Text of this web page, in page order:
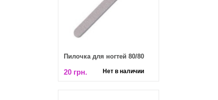
Пилочка для ногтей 80/80
20 грн. Нет в наличии